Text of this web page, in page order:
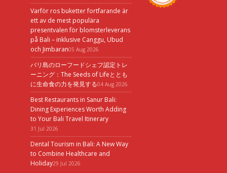
Varför ros buketter fortfarande är
ett av de mest populära
presentvalen för blomsterleverans
på Bali – inklusive Canggu, Ubud
och Jimbaran05 Aug 2026
バリ島のローフードシェフ認定トレ
ーニング：The Seeds of Lifeととも
に生命食の力を発見する04 Aug 2026
Best Restaurants in Sanur Bali:
Dining Experiences Worth Adding
to Your Bali Travel Itinerary
31 Jul 2026
Dental Tourism in Bali: A New Way
to Combine Healthcare and
Holiday29 Jul 2026